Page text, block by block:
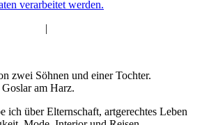
verarbeitet werden.
|
zwei Söhnen und einer Tochter.
am Harz.
ich über Elternschaft, artgerechtes Leben